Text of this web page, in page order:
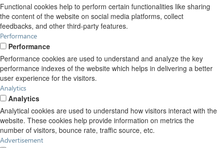
Functional cookies help to perform certain functionalities like sharing
the content of the website on social media platforms, collect
feedbacks, and other third-party features.
Performance
Performance
Performance cookies are used to understand and analyze the key
performance indexes of the website which helps in delivering a better
user experience for the visitors.
Analytics
Analytics
Analytical cookies are used to understand how visitors interact with the
website. These cookies help provide information on metrics the
number of visitors, bounce rate, traffic source, etc.
Advertisement